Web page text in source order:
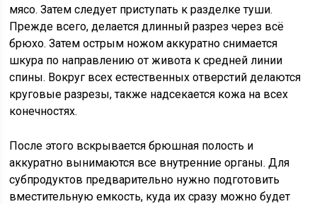
мясо. Затем следует приступать к разделке туши.
Прежде всего, делается длинный разрез через всё
брюхо. Затем острым ножом аккуратно снимается
шкура по направлению от живота к средней линии
спины. Вокруг всех естественных отверстий делаются
круговые разрезы, также надсекается кожа на всех
конечностях.
После этого вскрывается брюшная полость и
аккуратно вынимаются все внутренние органы. Для
субпродуктов предварительно нужно подготовить
вместительную емкость, куда их сразу можно будет